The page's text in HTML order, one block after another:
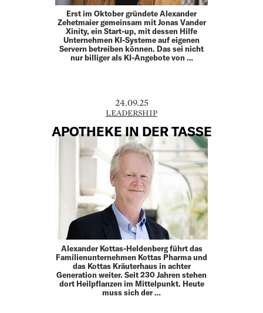
Erst im Oktober gründete Alexander
Zehetmaier gemeinsam mit Jonas Vander
Xinity, ein Start-up, mit dessen Hilfe
Unternehmen KI-Systeme auf eigenen
Servern betreiben können. Das sei nicht
nur billiger als KI-Angebote von …
24.09.25
LEADERSHIP
APOTHEKE IN DER TASSE
Alexander Kottas-Heldenberg führt das
Familien­unternehmen Kottas Pharma und
das Kottas Kräuterhaus in achter
Generation weiter. Seit 230 Jahren stehen
dort Heilpflanzen im Mittelpunkt. Heute
muss sich der …